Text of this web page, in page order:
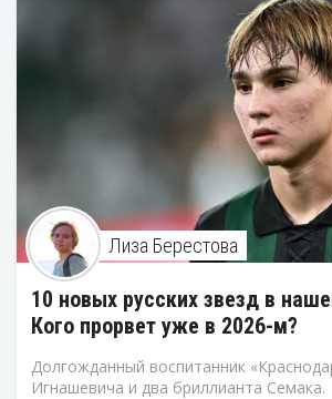
Лиза Берестова
10 новых русских звезд в
Кого прорвет уже в 2026-м?
Долгожданный воспитанник
Игнашевича и два бриллианта Семака.